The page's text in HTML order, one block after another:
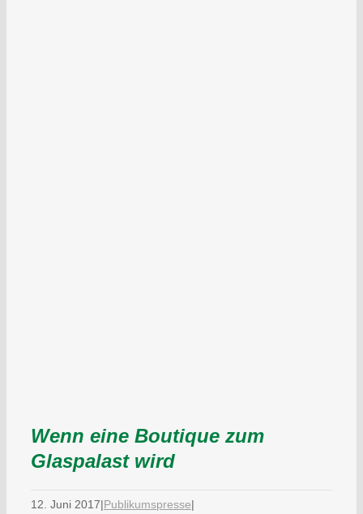
Wenn eine Boutique zum
Glaspalast wird
12. Juni 2017|Publikumspresse|